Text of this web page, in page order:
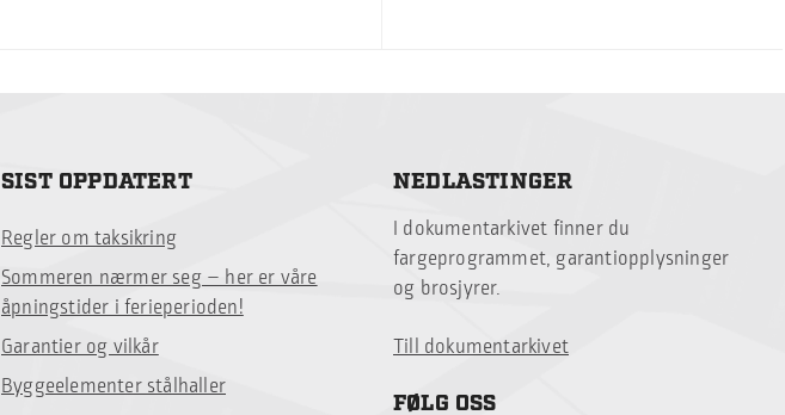
SIST OPPDATERT
Regler om taksikring
Sommeren nærmer seg – her er våre
åpningstider i ferieperioden!
Garantier og vilkår
Byggeelementer stålhaller
NEDLASTINGER
I dokumentarkivet finner du
fargeprogrammet, garantiopplysninger
og brosjyrer.
Till dokumentarkivet
FØLG OSS